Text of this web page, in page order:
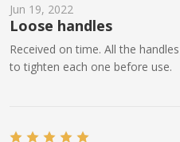
Jun 19, 2022
Loose handles
Received on time. All the
to tighten each one before use.